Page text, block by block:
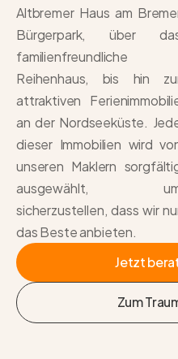
Altbremer Haus am
Bürgerpark, über
familienfreundliche
Reihenhaus, bis hin
attraktiven
an der Nordseeküste.
dieser Immobilien wird
unseren Maklern
ausgewählt,
sicherzustellen, dass wir
das Beste anbieten.
Jetzt
Zum